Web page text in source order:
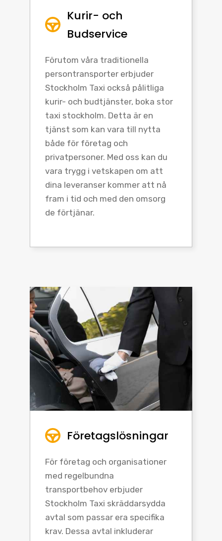
Kurir- och
Budservice
Förutom våra traditionella
persontransporter erbjuder
Stockholm Taxi också pålitliga
kurir- och budtjänster, boka stor
taxi stockholm. Detta är en
tjänst som kan vara till nytta
både för företag och
privatpersoner. Med oss kan du
vara trygg i vetskapen om att
dina leveranser kommer att nå
fram i tid och med den omsorg
de förtjänar.
Företagslösningar
För företag och organisationer
med regelbundna
transportbehov erbjuder
Stockholm Taxi skräddarsydda
avtal som passar era specifika
krav. Dessa avtal inkluderar